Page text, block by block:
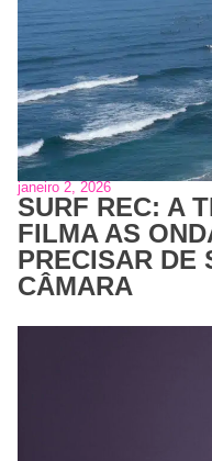
janeiro 2, 2026
SURF REC: A
FILMA AS
PRECISAR DE
CÂMARA